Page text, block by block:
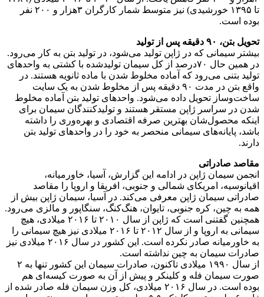
تا ۱۳۹۵ خورشیدی) نیز متوسط شمار کارگران ۳هزار و ۲۰۰ نفر
بوده است.
تحویل بتن، ۹۰ دقیقه پس از تولید
بیشتر سیمانی که در ژاپن تولید می‌شود، در تولید بتن به کار می‌رود.
در همین حال ۷۰درصد از کل سیمان تولیدشده با کشتی به واحدهای
تولید بتنی می‌رود که آماده مخلوط شدن با ماده ثانویه هستند. در
واقع بتن در مدت ۹۰ دقیقه پس از مخلوط شدن به یک سایت
ساخت‌وساز تحویل داده می‌شود. واحدهای تولید بتن آماده‌ مخلوط
شدن در سراسر ژاپن مستقر هستند و تولیدکنندگان سیمان برای
اینکه محصول‌شان بهترین صرفه اقتصادی و بهره‌وری را داشته
باشد، پایانه‌های سیمانی منحصر به خود را در واحد‌های تولید بتن
دارند.
مقاصد صادراتی
انجمن سیمان ژاپن در ادامه این گزارش، آسیا، خاورمیانه،
اقیانوسیه، امریکای شمالی و جنوبی، افریقا و اروپا را مقاصد
صادراتی سیمان ژاپن معرفی می‌کند. در آسیا، سیمان ژاپن بیش از
همه به چین، کره جنوبی، تایوان، هنگ‌کنگ، سنگاپور و مالزی می‌رود.
همچنین گفتنی است که ژاپن از سال ۲۰۱۰ تا ۲۰۱۶ میلادی، هیچ
سیمانی به اروپا و از سال ۲۰۱۲ تا ۲۰۱۶ میلادی نیز هیچ سیمانی را
به خاورمیانه صادر نکرده است. این کشور در سال ۲۰۱۶ میلادی نیز
صادرات سیمان به چین نداشته است.
از سال ۱۹۹۰ میلادی تاکنون، صادرات سیمان این کشور تنها به ۲
صورت سیمان فله و کلینکر و پیش از آن به صورت کیسه‌ای هم
بوده است. در سال ۲۰۱۶ میلادی، کل وزن سیمان فله صادر شده از